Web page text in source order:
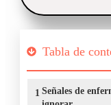
Tabla de
1 Señales de